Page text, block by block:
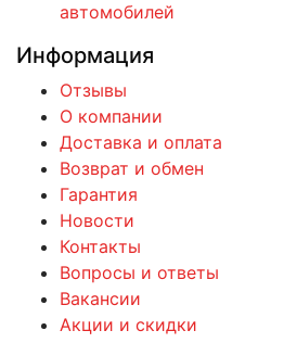
автомобилей
Информация
Отзывы
О компании
Доставка и оплата
Возврат и обмен
Гарантия
Новости
Контакты
Вопросы и ответы
Вакансии
Акции и скидки